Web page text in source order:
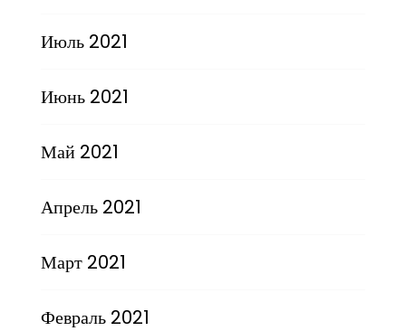
Июль 2021
Июнь 2021
Май 2021
Апрель 2021
Март 2021
Февраль 2021